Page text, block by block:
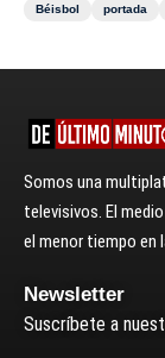
Béisbol
portada
Somos una
televisivos. El
el menor tiempo en
Newsletter
Suscríbete a